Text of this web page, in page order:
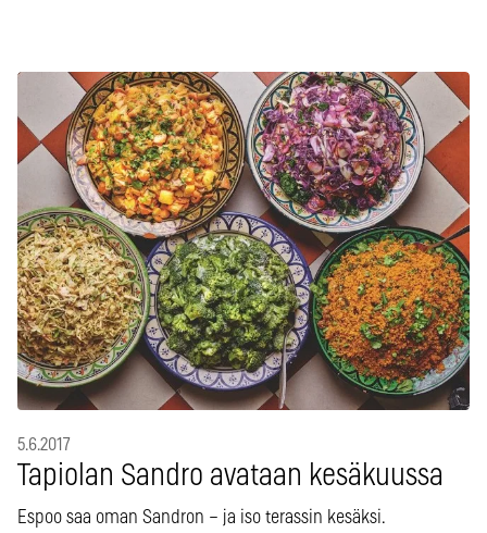
5.6.2017
Tapiolan Sandro avataan kesäkuussa
Espoo saa oman Sandron – ja iso terassin kesäksi.